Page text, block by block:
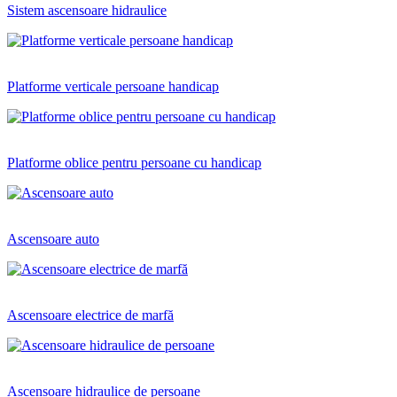
Sistem ascensoare hidraulice
Platforme verticale persoane handicap
Platforme oblice pentru persoane cu handicap
Ascensoare auto
Ascensoare electrice de marfă
Ascensoare hidraulice de persoane